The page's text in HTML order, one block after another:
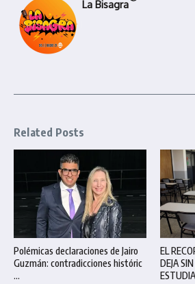
La Bisagra
Related Posts
Polémicas declaraciones de Jairo
Guzmán: contradicciones históric
...
EL
DEJA